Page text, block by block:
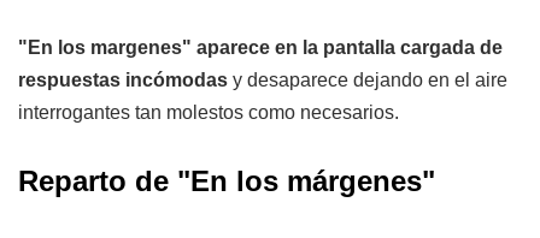
"En los margenes" aparece en la pantalla cargada de
respuestas incómodas y desaparece dejando en el aire
interrogantes tan molestos como necesarios.
Reparto de "En los márgenes"